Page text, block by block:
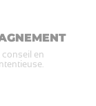
en